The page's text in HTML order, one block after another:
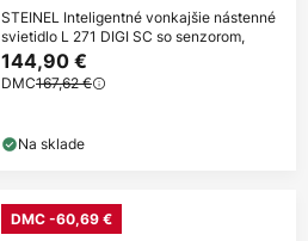
STEINEL Inteligentné vonkajšie nástenné
svietidlo L 271 DIGI SC so senzorom,
144,90 €
DMC167,62 €
Na sklade
DMC -60,69 €